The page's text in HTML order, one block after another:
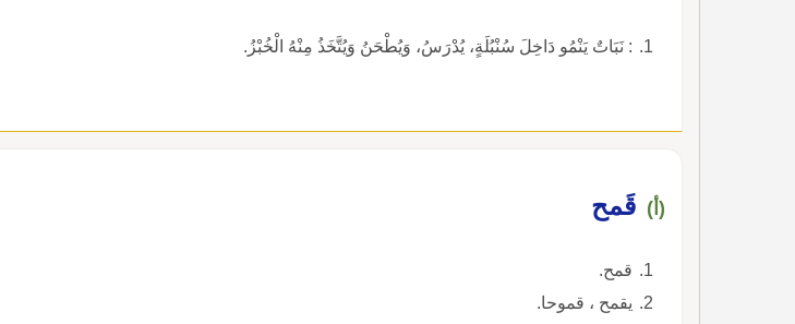
: نَبَاتٌ يَنْمُو دَاخِلَ سُنْبُلَةٍ، يُدْرَسُ، وَيُطْحَنُ وَيُتَّخَذُ مِنْهُ الْخُبْزُ.
(أ) قَمح
قمح.
يقمح ، قموحا.